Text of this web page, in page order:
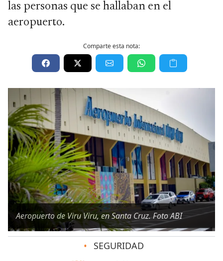
las personas que se hallaban en el
aeropuerto.
Comparte esta nota:
Aeropuerto de Viru Viru, en Santa Cruz. Foto ABI
• SEGURIDAD